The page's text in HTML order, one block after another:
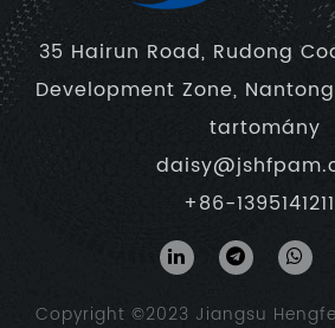
35 Hairun Road, Rudong
Development Zone,
tartomány
+86-
Copyright ©2023 Jiangsu